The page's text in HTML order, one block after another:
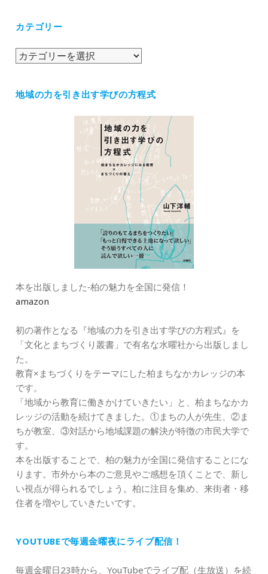
イ
カテゴリー
カ
リ
地域の力を引き出す学びの方程式
本を出版しました‐柏の魅力を全国に発信！
amazon
初の著作となる『地域の力を引き出す学びの方程式』を
「文化とまちづくり叢書」で有名な水曜社から出版しまし
た。
教育×まちづくりをテーマにした柏まちなかカレッジの本
です。
「地域から教育に働きかけていきたい」と、柏まちなかカ
レッジの活動を続けてきました。①まちの人が先生、②ま
ちが教室、③対話から地域課題の解決が特徴の市民大学で
す。
本を出版することで、柏の魅力が全国に発信することにな
ります。市外から本のご意見やご感想を頂くことで、新し
い視点が得られるでしょう。柏に注目を集め、来街者・移
住者を増やしていきたいです。
YOUTUBEで毎週金曜夜にライブ配信！
毎週金曜日23時から、YouTubeでライブ配（生放送）を続